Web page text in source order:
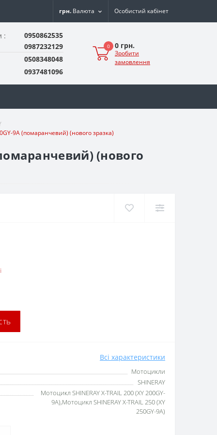
грн. Валюта Особистий кабінет
:
0950862535
0987232129
0508348048
0937481096
0 0 грн.
Зробити
замовлення
9A (помаранчевий) (нового зразка)
(нового
Всі характеристики
Мотоцикли
SHINERAY
Мотоцикл SHINERAY X-TRAIL 200 (XY 200GY-
9A),Мотоцикл SHINERAY X-TRAIL 250 (XY
250GY-9A)